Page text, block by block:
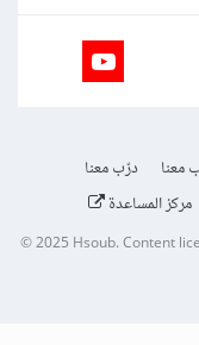
معنا
درّب معنا
مركز المساعدة
© 2025Hsoub.Content